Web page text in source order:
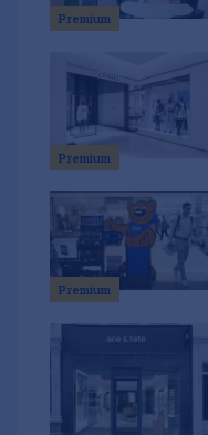
Premium
Premium
Premium